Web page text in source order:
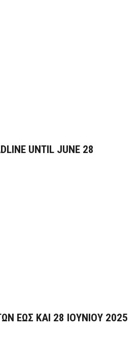
UNTIL JUNE 28
ΕΩΣ ΚΑΙ 28 ΙΟΥΝΙΟΥ 2025